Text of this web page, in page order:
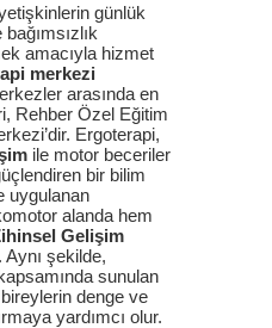
günlük
amacıyla hizmet
merkezi
arasında en
Rehber Özel Eğitim
Ergoterapi,
ile motor beceriler
bir bilim
uygulanan
alanda hem
Gelişim
Aynı şekilde,
sunulan
denge ve
yardımcı olur.